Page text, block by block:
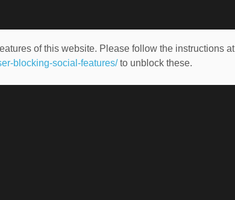
of this website. Please follow the instructions at
blocking-social-features/to unblock these.